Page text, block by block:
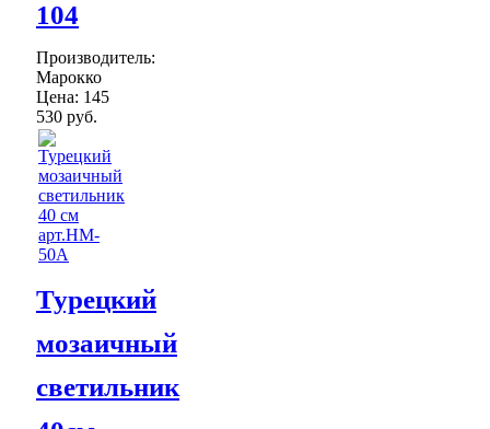
104
Производитель:
Марокко
Цена: 145
530 руб.
Турецкий
мозаичный
светильник